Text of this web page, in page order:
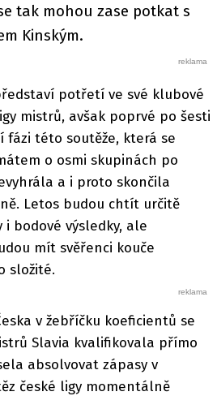
tak mohou zase potkat s
Kinským.
potřetí ve své klubové
mistrů, avšak poprvé po šesti
fázi této soutěže, která se
o osmi skupinách po
a i proto skončila
Letos budou chtít určitě
bodové výsledky, ale
mít svěřenci kouče
složité.
v žebříčku koeficientů se
Slavia kvalifikovala přímo
absolvovat zápasy v
české ligy momentálně